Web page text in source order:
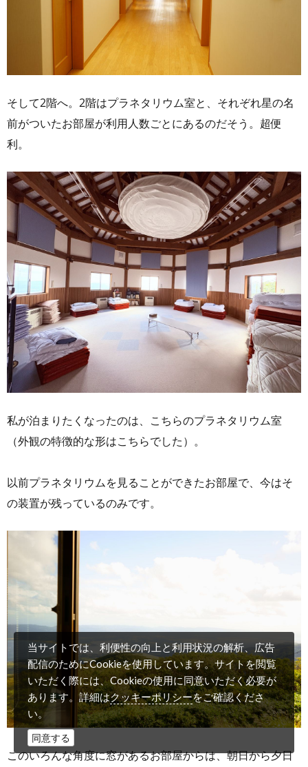
そして2階へ。2階はプラネタリウム室と、それぞれ星の名
前がついたお部屋が利用人数ごとにあるのだそう。超便
利。
私が泊まりたくなったのは、こちらのプラネタリウム室
（外観の特徴的な形はこちらでした）。
以前プラネタリウムを見ることができたお部屋で、今はそ
の装置が残っているのみです。
このいろんな角度に窓があるお部屋からは、朝日から夕日
当サイトでは、利便性の向上と利用状況の解析、広告
配信のためにCookieを使用しています。サイトを閲覧
いただく際には、Cookieの使用に同意いただく必要が
あります。詳細はクッキーポリシーをご確認くださ
い。
同意する